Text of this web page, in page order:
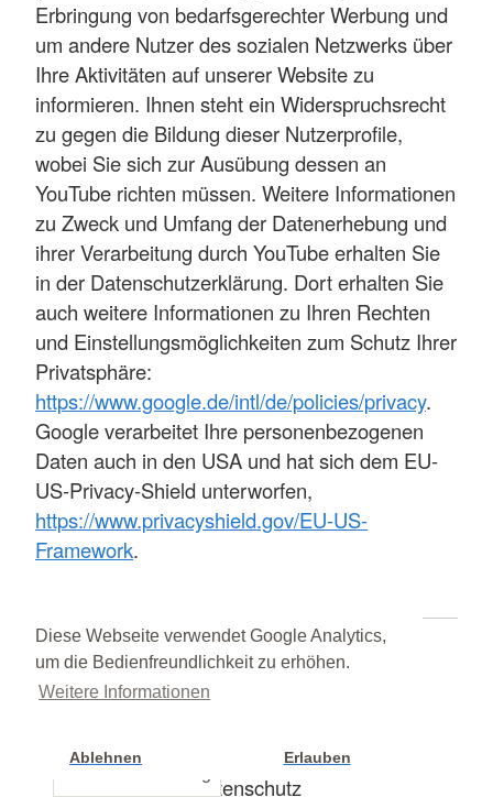
Diese Webseite verwendet Google Analytics,
um die Bedienfreundlichkeit zu erhöhen.
Weitere Informationen
Ablehnen Erlauben
Erbringung von bedarfsgerechter Werbung und
um andere Nutzer des sozialen Netzwerks über
Ihre Aktivitäten auf unserer Website zu
informieren. Ihnen steht ein Widerspruchsrecht
zu gegen die Bildung dieser Nutzerprofile,
wobei Sie sich zur Ausübung dessen an
YouTube richten müssen. Weitere Informationen
zu Zweck und Umfang der Datenerhebung und
ihrer Verarbeitung durch YouTube erhalten Sie
in der Datenschutzerklärung. Dort erhalten Sie
auch weitere Informationen zu Ihren Rechten
und Einstellungsmöglichkeiten zum Schutz Ihrer
Privatsphäre:
https://www.google.de/intl/de/policies/privacy.
Google verarbeitet Ihre personenbezogenen
Daten auch in den USA und hat sich dem EU-
US-Privacy-Shield unterworfen,
https://www.privacyshield.gov/EU-US-
Framework.
Start
Datenschutz